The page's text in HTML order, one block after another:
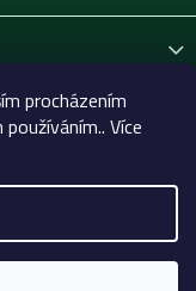
procházením
Více
pro tetování a